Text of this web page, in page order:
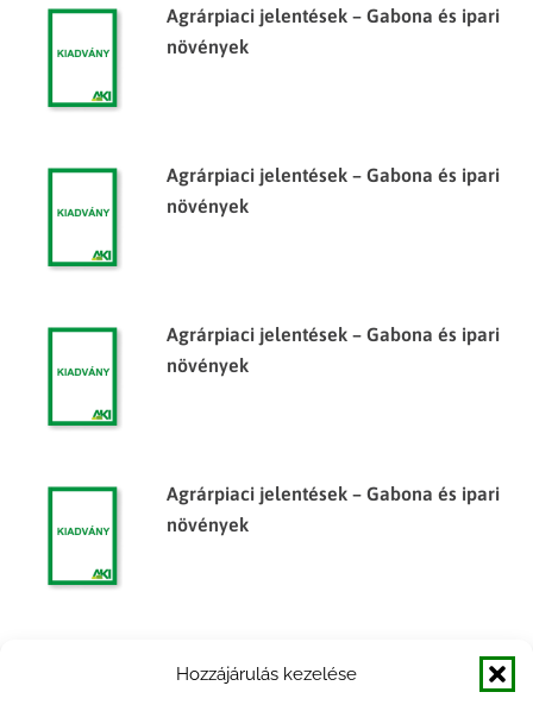
Hozzájárulás kezelése
Agrárpiaci jelentések – Gabona és ipari
növények
Agrárpiaci jelentések – Gabona és ipari
növények
Agrárpiaci jelentések – Gabona és ipari
növények
Agrárpiaci jelentések – Gabona és ipari
növények
Agrárpiaci jelentések – Gabona és ipari
növények